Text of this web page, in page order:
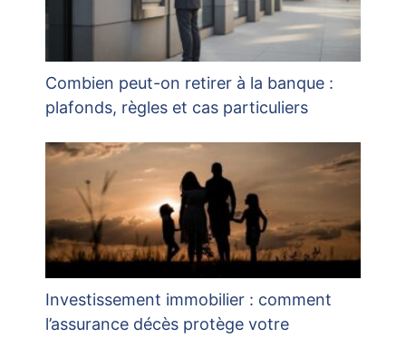
Combien peut-on retirer à la banque :
plafonds, règles et cas particuliers
Investissement immobilier : comment
l’assurance décès protège votre